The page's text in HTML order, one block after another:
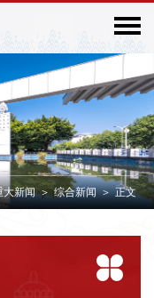
大新闻 >综合新闻 >正文